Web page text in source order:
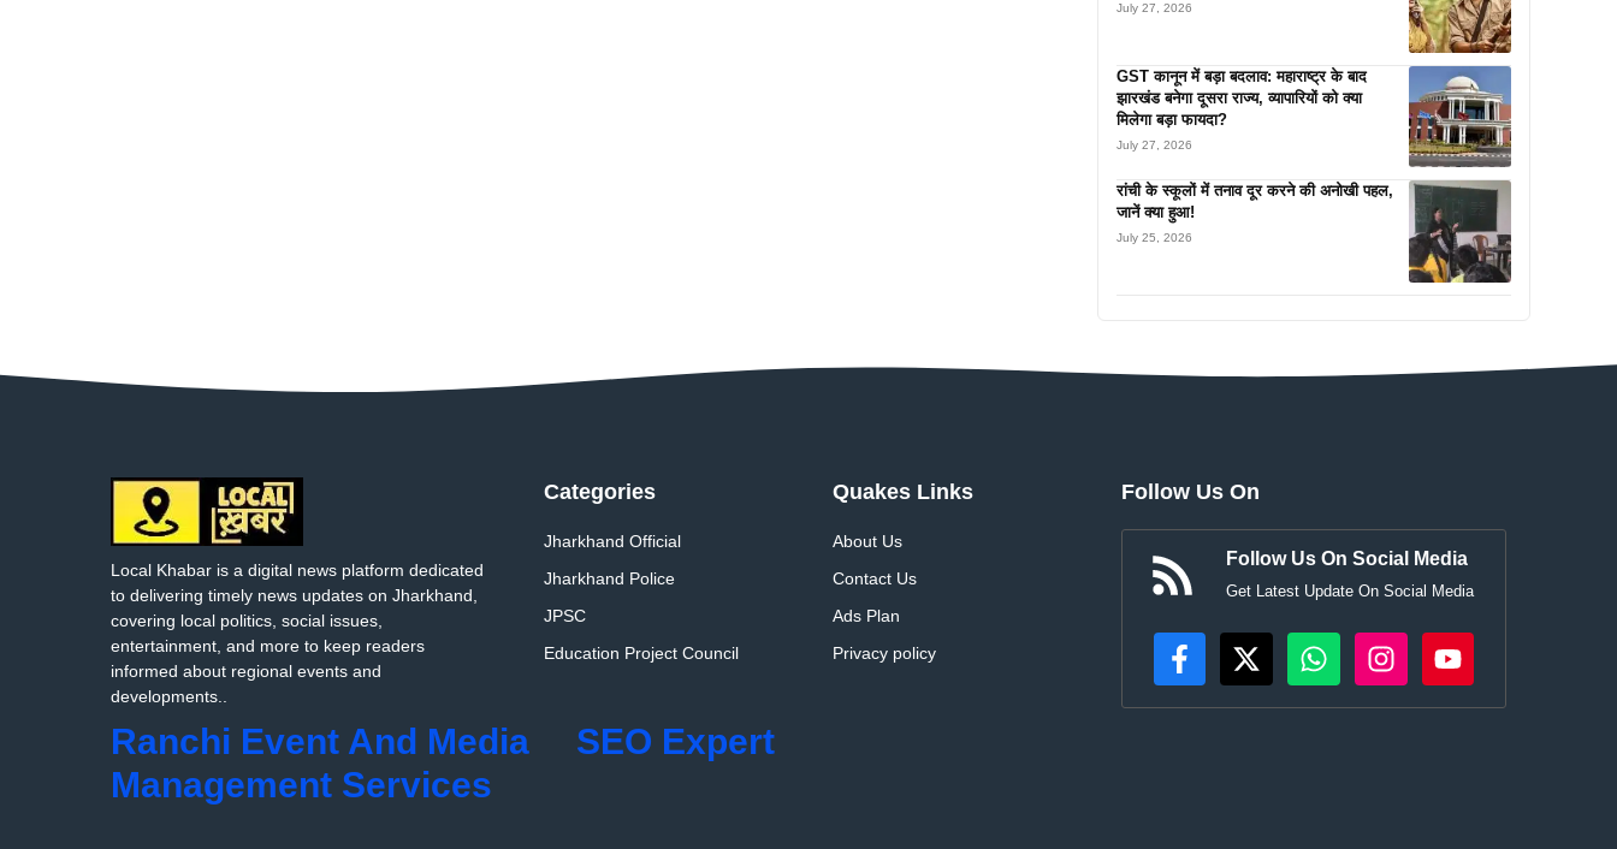
July 27, 2026
GST कानून में बड़ा बदलाव: महाराष्ट्र के बाद
झारखंड बनेगा दूसरा राज्य, व्यापारियों को क्या
मिलेगा बड़ा फायदा?
July 27, 2026
रांची के स्कूलों में तनाव दूर करने की अनोखी पहल,
जानें क्या हुआ!
July 25, 2026
Local Khabar is a digital news platform dedicated
to delivering timely news updates on Jharkhand,
covering local politics, social issues,
entertainment, and more to keep readers
informed about regional events and
developments..
Categories
Jharkhand Official
Jharkhand Police
JPSC
Education Project Council
Quakes Links
About Us
Contact Us
Ads Plan
Privacy policy
Follow Us On
Follow Us On Social Media
Get Latest Update On Social Media
Ranchi Event And Media
Management Services
SEO Expert